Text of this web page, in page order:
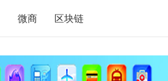
微商 区块链